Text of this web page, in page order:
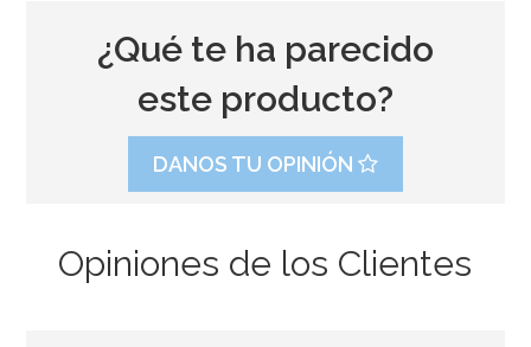
¿Qué te ha parecido
este producto?
DANOS TU OPINIÓN
Opiniones de los Clientes